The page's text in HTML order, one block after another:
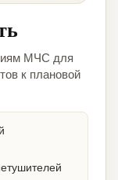
МЧС для
к плановой